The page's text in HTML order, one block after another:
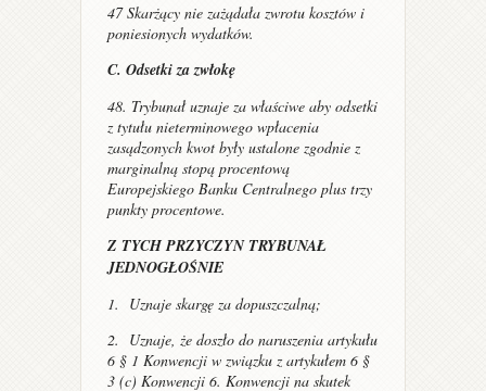
47 Skarżący nie zażądała zwrotu kosztów i
poniesionych wydatków.
C. Odsetki za zwłokę
48. Trybunał uznaje za właściwe aby odsetki
z tytułu nieterminowego wpłacenia
zasądzonych kwot były ustalone zgodnie z
marginalną stopą procentową
Europejskiego Banku Centralnego plus trzy
punkty procentowe.
Z TYCH PRZYCZYN TRYBUNAŁ
JEDNOGŁOŚNIE
1. Uznaje skargę za dopuszczalną;
2. Uznaje, że doszło do naruszenia artykułu
6 § 1 Konwencji w związku z artykułem 6 §
3 (c) Konwencji 6. Konwencji na skutek